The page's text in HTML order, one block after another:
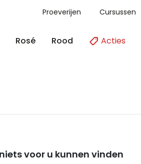
Proeverijen Cursussen
Rosé Rood Acties
voor u kunnen vinden